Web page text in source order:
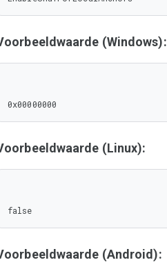
(Windows):
0x00000000
(Linux):
false
(Android):